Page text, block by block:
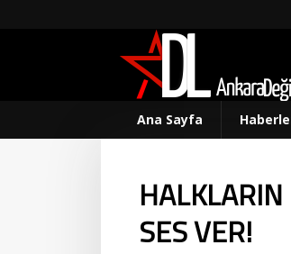
Ana Sayfa
HALKLARIN
SES VER!